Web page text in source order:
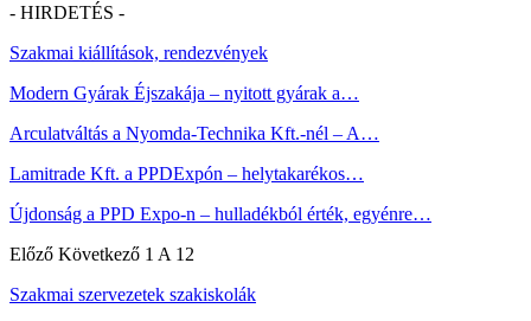
- HIRDETÉS -
Szakmai kiállítások, rendezvények
Modern Gyárak Éjszakája – nyitott gyárak a…
Arculatváltás a Nyomda-Technika Kft.-nél – A…
Lamitrade Kft. a PPDExpón – helytakarékos…
Újdonság a PPD Expo-n – hulladékból érték, egyénre…
Előző Következő 1 A 12
Szakmai szervezetek szakiskolák